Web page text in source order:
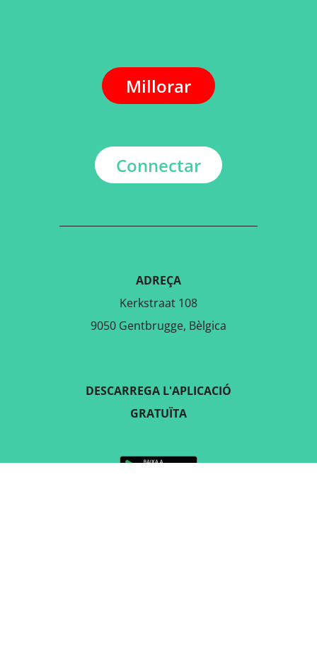
Millorar
Connectar
ADREÇA
Kerkstraat 108
9050 Gentbrugge, Bèlgica
DESCARREGA L'APLICACIÓ
GRATUÏTA